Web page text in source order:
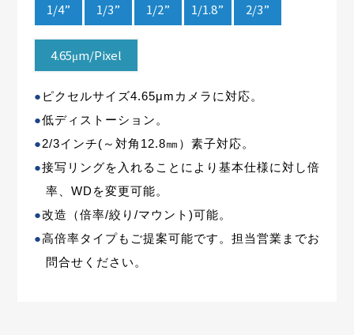
1/4” 1/3” 1/2” 1/1.8” 2/3”
4.65μm/Pixel
● ピクセルサイズ4.65μmカメラに対応。
●低ディストーション。
●2/3インチ(～対角12.8㎜）素子対応。
●接写リングを入れることにより基本仕様に対し倍
率、WDを変更可能。
●改造（倍率/絞り/マウント)可能。
●高倍率タイプもご提案可能です。担当営業までお
問合せください。